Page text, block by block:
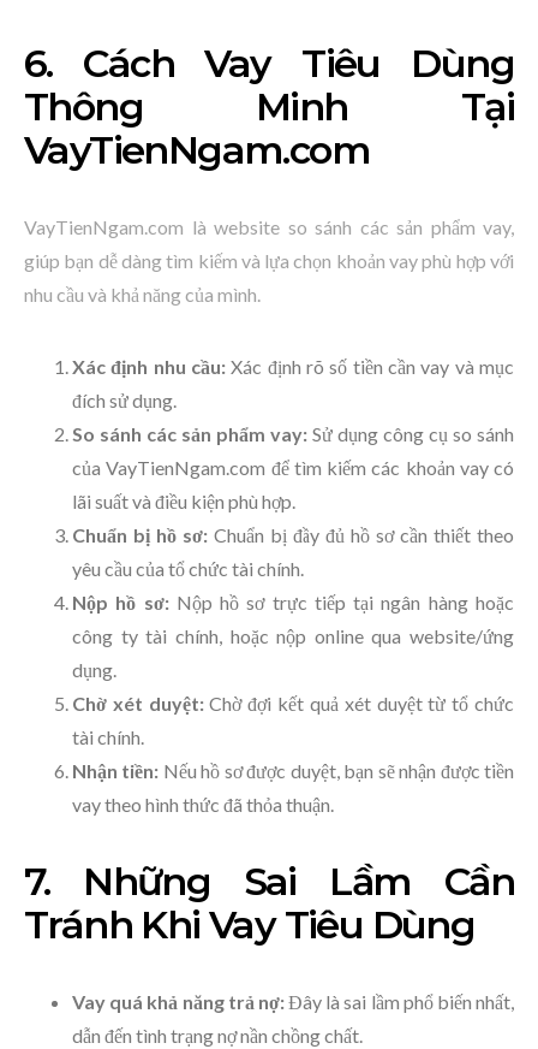
6. Cách Vay Tiêu Dùng
Thông Minh Tại
VayTienNgam.com
VayTienNgam.com là website so sánh các sản phẩm vay,
giúp bạn dễ dàng tìm kiếm và lựa chọn khoản vay phù hợp với
nhu cầu và khả năng của mình.
Xác định nhu cầu: Xác định rõ số tiền cần vay và mục
đích sử dụng.
So sánh các sản phẩm vay: Sử dụng công cụ so sánh
của VayTienNgam.com để tìm kiếm các khoản vay có
lãi suất và điều kiện phù hợp.
Chuẩn bị hồ sơ:Chuẩn bị đầy đủ hồ sơ cần thiết theo
yêu cầu của tổ chức tài chính.
Nộp hồ sơ:Nộp hồ sơ trực tiếp tại ngân hàng hoặc
công ty tài chính, hoặc nộp online qua website/ứng
dụng.
Chờ xét duyệt:Chờ đợi kết quả xét duyệt từ tổ chức
tài chính.
Nhận tiền: Nếu hồ sơ được duyệt, bạn sẽ nhận được tiền
vay theo hình thức đã thỏa thuận.
7. Những Sai Lầm Cần
Tránh Khi Vay Tiêu Dùng
Vay quá khả năng trả nợ:Đây là sai lầm phổ biến nhất,
dẫn đến tình trạng nợ nần chồng chất.